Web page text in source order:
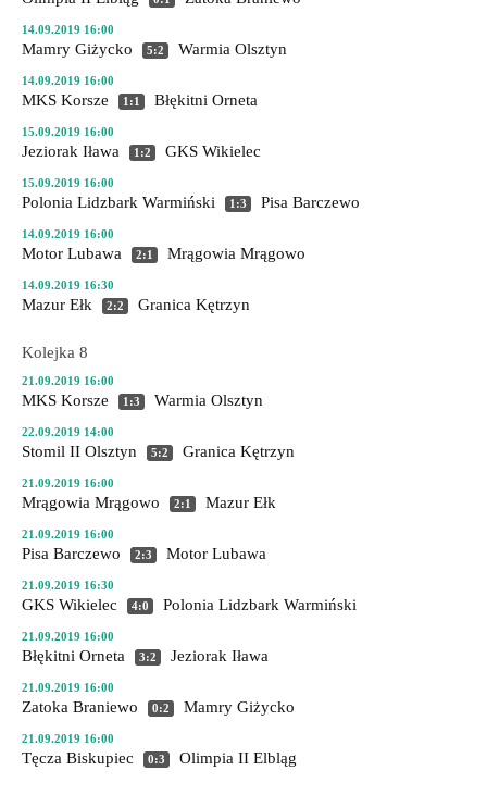
14.09.2019 16:00
Mamry Giżycko 5:2 Warmia Olsztyn
14.09.2019 16:00
MKS Korsze 1:1 Błękitni Orneta
15.09.2019 16:00
Jeziorak Iława 1:2 GKS Wikielec
15.09.2019 16:00
Polonia Lidzbark Warmiński 1:3 Pisa Barczewo
14.09.2019 16:00
Motor Lubawa 2:1 Mrągowia Mrągowo
14.09.2019 16:30
Mazur Ełk 2:2 Granica Kętrzyn
Kolejka 8
21.09.2019 16:00
MKS Korsze 1:3 Warmia Olsztyn
22.09.2019 14:00
Stomil II Olsztyn 5:2 Granica Kętrzyn
21.09.2019 16:00
Mrągowia Mrągowo 2:1 Mazur Ełk
21.09.2019 16:00
Pisa Barczewo 2:3 Motor Lubawa
21.09.2019 16:30
GKS Wikielec 4:0 Polonia Lidzbark Warmiński
21.09.2019 16:00
Błękitni Orneta 3:2 Jeziorak Iława
21.09.2019 16:00
Zatoka Braniewo 0:2 Mamry Giżycko
21.09.2019 16:00
Tęcza Biskupiec 0:3 Olimpia II Elbląg